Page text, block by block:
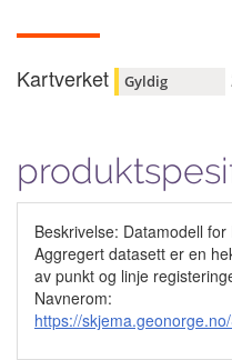
Kartverket Gyldig
Beskrivelse: Datamodell
Aggregert datasett er en
av punkt og linje
Navnerom:
https://